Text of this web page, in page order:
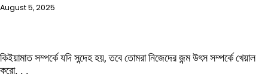
August 5, 2025
কিইয়ামাত সম্পর্কে যদি সন্দেহ হয়, তবে তোমরা নিজেদের জন্ম উৎস সম্পর্কে খেয়াল
করো. . .